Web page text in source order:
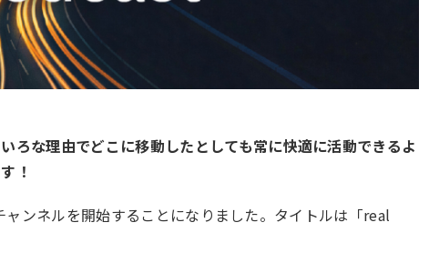
ろな理由でどこに移動したとしても常に快適に活動できるよ
！
ンネルを開始することになりました。タイトルは「real